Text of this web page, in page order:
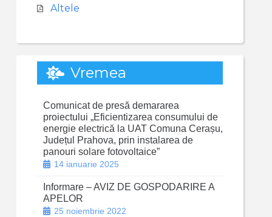
Altele
Vremea
Comunicat de presă demararea
proiectului „Eficientizarea consumului de
energie electrică la UAT Comuna Cerașu,
Județul Prahova, prin instalarea de
panouri solare fotovoltaice”
14 ianuarie 2025
Informare – AVIZ DE GOSPODARIRE A
APELOR
25 noiembrie 2022